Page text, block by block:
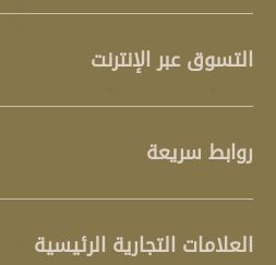
التسوق عبر الإنترنت
روابط سريعة
العلامات التجارية الرئيسية